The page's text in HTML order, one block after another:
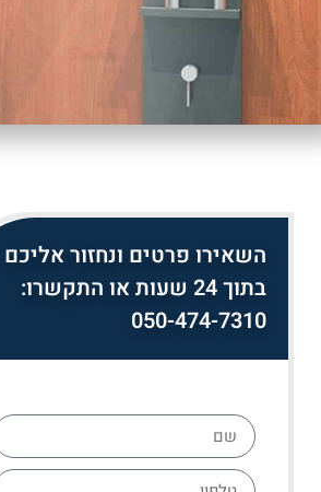
השאירו פרטים ונחזור אליכם
בתוך 24 שעות או התקשרו:
050-474-7310